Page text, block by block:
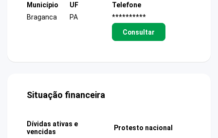
Município
Braganca
UF
PA
Telefone
**********
Consultar
Situação financeira
Dívidas ativas e
vencidas
Protesto nacional